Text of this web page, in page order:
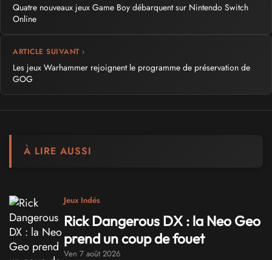
Quatre nouveaux jeux Game Boy débarquent sur Nintendo Switch
Online
ARTICLE SUIVANT ›
Les jeux Warhammer rejoignent le programme de préservation de
GOG
À LIRE AUSSI
Jeux Indés
Rick Dangerous DX : la Neo Geo
prend un coup de fouet
Ven 7 août 2026